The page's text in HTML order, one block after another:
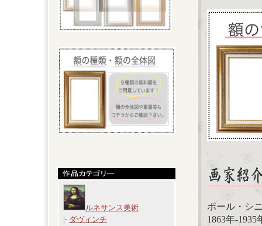
ルネサンス美術
|- ダヴィンチ
ポール・シ
1863年-